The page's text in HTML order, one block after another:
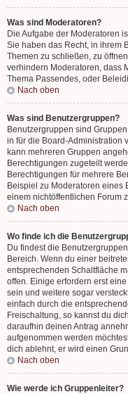
Was sind Moderatoren?
Die Aufgabe der Moderatoren
Sie haben das Recht, in ihrem
Themen zu schließen, zu
verhindern Moderatoren, dass
Thema Passendes, oder
Nach oben
Was sind Benutzergruppen?
Benutzergruppen sind
in für die Board-Administration
kann mehreren Gruppen
Berechtigungen zugeteilt
Berechtigungen für mehrere
Beispiel zu Moderatoren eines
einem nichtöffentlichen Forum
Nach oben
Wo finde ich die
Du findest die
Bereich. Wenn du einer
entsprechenden Schaltfläche
offen. Einige erfordern erst
sein und weitere sogar
einfach durch die
Freischaltung, so kannst du
daraufhin deinen Antrag
aufgenommen werden
dich ablehnt, er wird einen
Nach oben
Wie werde ich Gruppenleiter?